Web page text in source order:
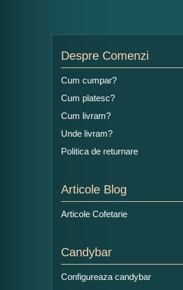
Despre Comenzi
Cum cumpar?
Cum platesc?
Cum livram?
Unde livram?
Politica de returnare
Articole Blog
Articole Cofetarie
Candybar
Configureaza candybar